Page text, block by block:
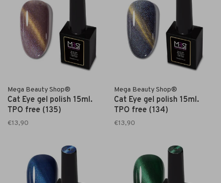
Mega Beauty Shop®
Cat Eye gel polish 15ml.
TPO free (135)
€13,90
Mega Beauty Shop®
Cat Eye gel polish 15ml.
TPO free (134)
€13,90